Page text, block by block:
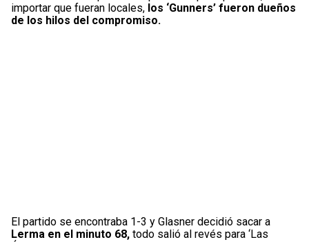
importar que fueran locales, los ‘Gunners’ fueron dueños
de los hilos del compromiso.
El partido se encontraba 1-3 y Glasner decidió sacar a
Lerma en el minuto 68, todo salió al revés para ‘Las